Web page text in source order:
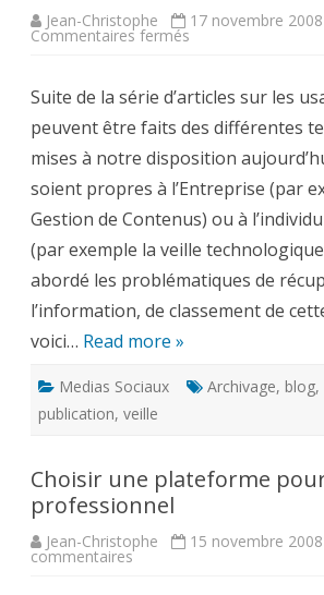
Jean-Christophe 17 novembre 2008
Commentaires fermés
et
Gestion
de
Contenus
–
3
Suite de la série d’articles sur les
peuvent être faits des différentes
mises à notre disposition
soient propres à l’Entreprise (par
Gestion de Contenus) ou à
(par exemple la veille
abordé les problématiques de
l’information, de classement de
voici… Read more »
Medias Sociaux Archivage, blog,
publication, veille
Choisir une plateforme
professionnel
Jean-Christophe 15 novembre 2008
commentairessur